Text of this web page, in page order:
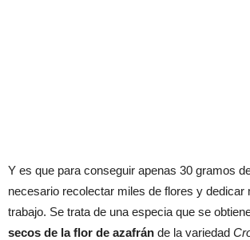
Y es que para conseguir apenas 30 gramos
necesario recolectar miles de flores y dedicar
trabajo. Se trata de una especia que se
secos de la flor de azafrán de la variedad